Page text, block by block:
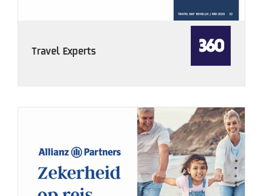
Travel Experts